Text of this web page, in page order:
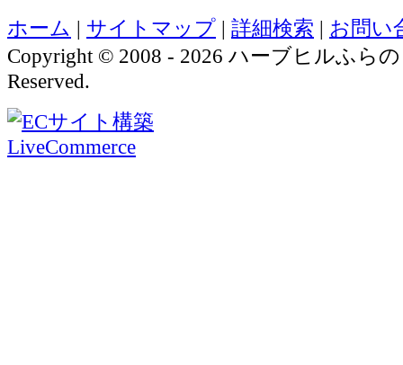
ホーム | サイトマップ | 詳細検索 | お問い
Copyright © 2008 - 2026 ハーブヒルふら
Reserved.